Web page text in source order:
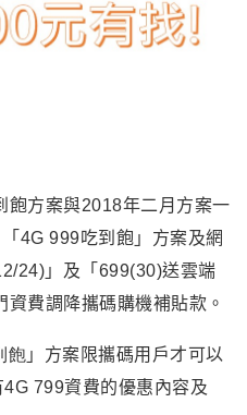
飽方案與2018年二月方案一
「4G 999吃到飽」方案及網
24)」及「699(30)送雲端
費調降攜碼購機補貼款。
飽 」方案限攜碼用戶才可以
799資費的優惠內容及